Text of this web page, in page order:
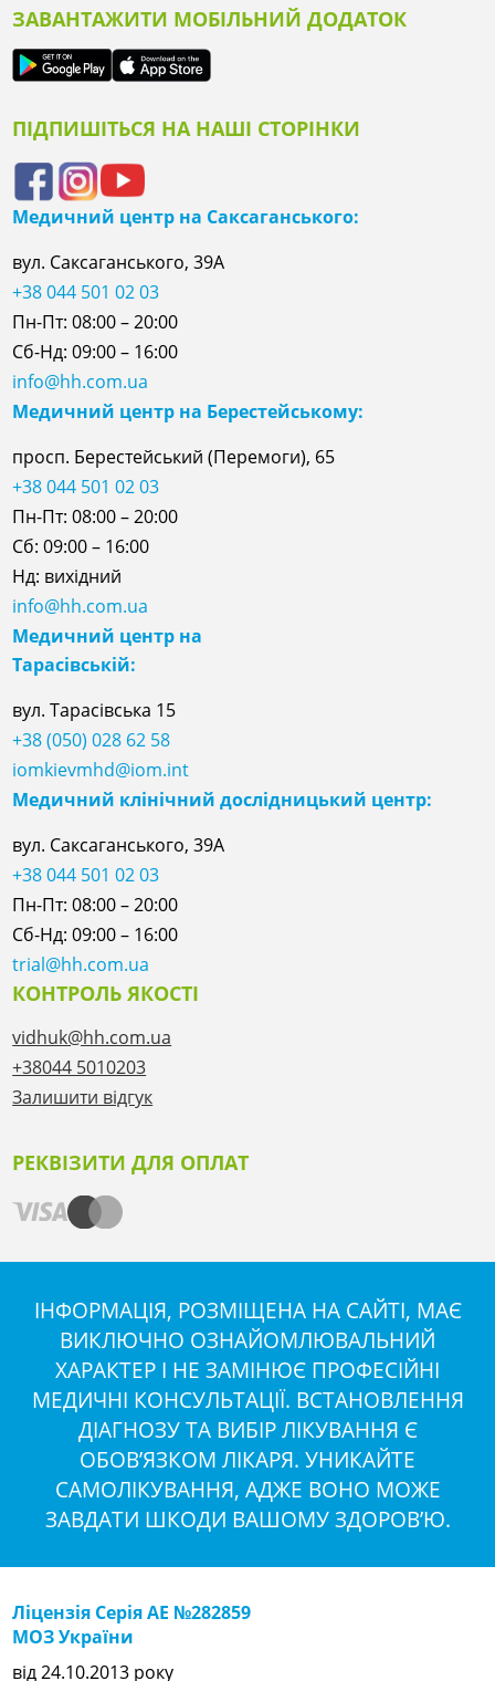
ЗАВАНТАЖИТИ МОБІЛЬНИЙ ДОДАТОК
ПІДПИШІТЬСЯ НА НАШІ СТОРІНКИ
Медичний центр на Саксаганського:
вул. Саксаганського, 39А
+38 044 501 02 03
Пн-Пт: 08:00 – 20:00
Сб-Нд: 09:00 – 16:00
info@hh.com.ua
Медичний центр на Берестейському:
просп. Берестейський (Перемоги), 65
+38 044 501 02 03
Пн-Пт: 08:00 – 20:00
Сб: 09:00 – 16:00
Нд: вихідний
info@hh.com.ua
Медичний центр на
Тарасівській:
вул. Тарасівська 15
+38 (050) 028 62 58
iomkievmhd@iom.int
Медичний клінічний дослідницький центр:
вул. Саксаганського, 39А
+38 044 501 02 03
Пн-Пт: 08:00 – 20:00
Сб-Нд: 09:00 – 16:00
trial@hh.com.ua
КОНТРОЛЬ ЯКОСТІ
vidhuk@hh.com.ua
+38044 5010203
Залишити відгук
РЕКВІЗИТИ ДЛЯ ОПЛАТ
ІНФОРМАЦІЯ, РОЗМІЩЕНА НА САЙТІ, МАЄ
ВИКЛЮЧНО ОЗНАЙОМЛЮВАЛЬНИЙ
ХАРАКТЕР І НЕ ЗАМІНЮЄ ПРОФЕСІЙНІ
МЕДИЧНІ КОНСУЛЬТАЦІЇ. ВСТАНОВЛЕННЯ
ДІАГНОЗУ ТА ВИБІР ЛІКУВАННЯ Є
ОБОВ’ЯЗКОМ ЛІКАРЯ. УНИКАЙТЕ
САМОЛІКУВАННЯ, АДЖЕ ВОНО МОЖЕ
ЗАВДАТИ ШКОДИ ВАШОМУ ЗДОРОВ’Ю.
Ліцензія Серія АЕ №282859
МОЗ України
від 24.10.2013 року